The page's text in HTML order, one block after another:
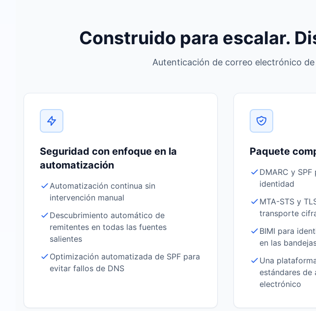
Construido para escalar.
Autenticación de correo electrónico
Seguridad con enfoque en la
automatización
Automatización continua sin
intervención manual
Descubrimiento automático de
remitentes en todas las fuentes
salientes
Optimización automatizada de SPF para
evitar fallos de DNS
Paquete
DMARC y
identidad
MTA-STS y
transporte
BIMI para
en las
Una
estándares de
electrónico